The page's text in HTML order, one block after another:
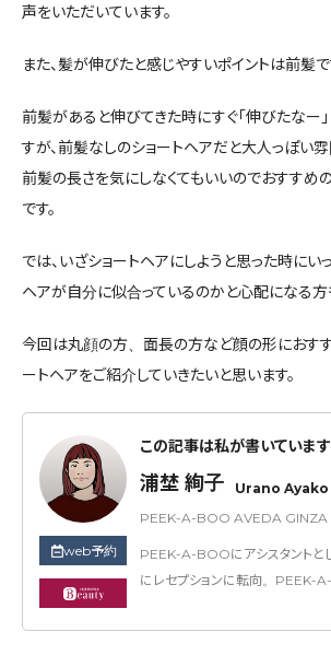
声をいただいています。
また、髪が伸びたと感じやすいポイントは前髪で
前髪があると伸びてきた時にすぐ「伸びたなー
すが、前髪なしのショートヘアだと大人っぽい
前髪の長さを気にしなくてもいいのでおすすめ
です。
では、いざショートヘアにしようと思った時にい
ヘアが自分に似合っているのかと心配になる方
今回は丸顔の方、面長の方など顔の形におす
ートヘアをご紹介していきたいと思います。
web予約
この記事は私が書いています
浦埜 絢子
Urano Ayako
PEEK-A-BOO AVEDA GINZA
PEEK-A-BOOにアシスタントと
にレセプションに転向。PEEK-